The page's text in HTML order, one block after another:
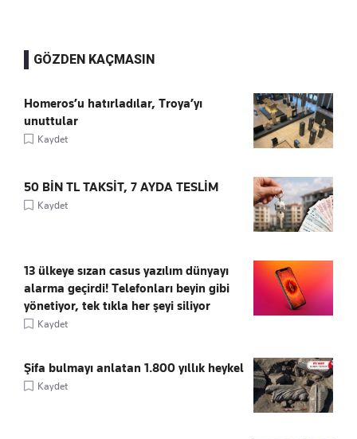
GÖZDEN KAÇMASIN
Homeros’u hatırladılar, Troya’yı
unuttular
Kaydet
50 BİN TL TAKSİT, 7 AYDA TESLİM
Kaydet
13 ülkeye sızan casus yazılım dünyayı
alarma geçirdi! Telefonları beyin gibi
yönetiyor, tek tıkla her şeyi siliyor
Kaydet
Şifa bulmayı anlatan 1.800 yıllık heykel
Kaydet